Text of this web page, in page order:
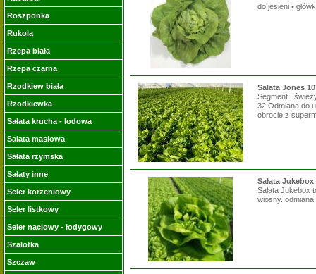
Roszponka
Rukola
Rzepa biała
Rzepa czarna
Rzodkiew biała
Rzodkiewka
Sałata krucha - lodowa
Sałata masłowa
Sałata rzymska
Sałaty inne
Seler korzeniowy
Seler listkowy
Seler naciowy - łodygowy
Szalotka
Szczaw
do jesieni •
Sałata Jones
Segment :
32 Odmiana do
obrocie z
Sałata
Sałata Jukebox
wiosny.